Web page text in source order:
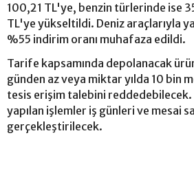
100,21 TL'ye, benzin türlerinde ise
TL'ye yükseltildi. Deniz araçlarıyla
%55 indirim oranı muhafaza edildi.
Tarife kapsamında depolanacak
günden az veya miktar yılda 10 bin
tesis erişim talebini reddedebilecek.
yapılan işlemler iş günleri ve mesai
gerçekleştirilecek.